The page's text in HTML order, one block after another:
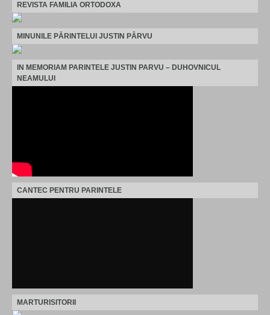
REVISTA FAMILIA ORTODOXA
MINUNILE PĂRINTELUI JUSTIN PÂRVU
IN MEMORIAM PARINTELE JUSTIN PARVU – DUHOVNICUL
NEAMULUI
CANTEC PENTRU PARINTELE
MARTURISITORII